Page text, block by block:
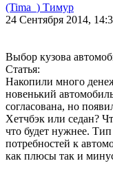
(Tima_) Тимур
24 Сентября 2014,
Выбор кузова
Статья:
Накопили много
новенький
согласована, но
Хетчбэк или седан?
что будет нужнее.
потребностей к
как плюсы так и